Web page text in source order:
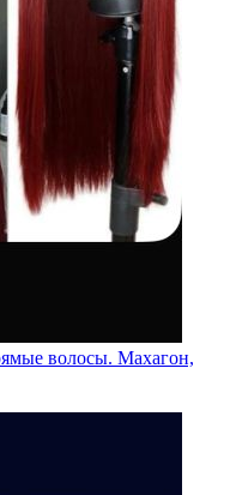
волосы. Махагон,